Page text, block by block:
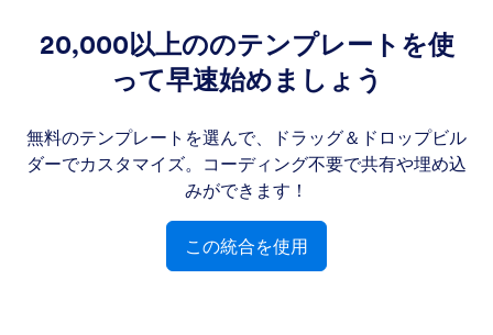
20,000以上ののテンプレートを使
って早速始めましょう
無料のテンプレートを選んで、ドラッグ＆ドロップビル
ダーでカスタマイズ。コーディング不要で共有や埋め込
みができます！
この統合を使用